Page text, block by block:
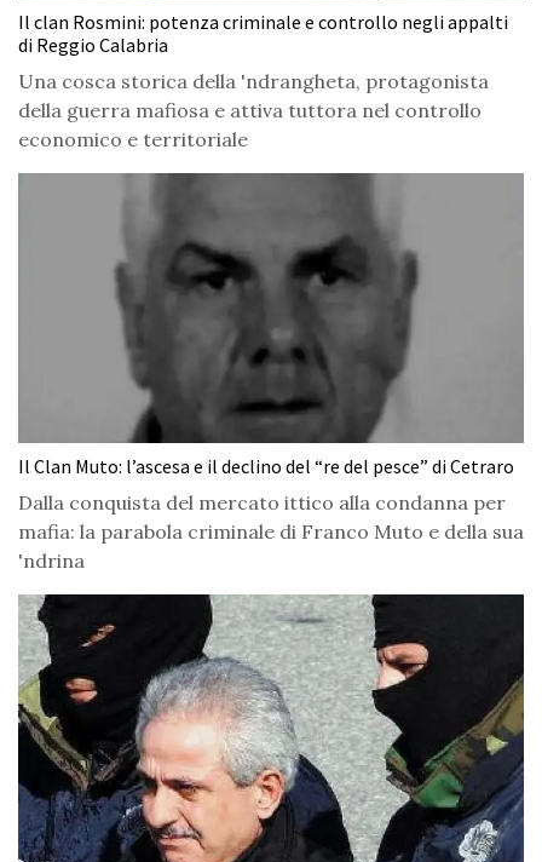
Il clan Rosmini: potenza criminale e controllo negli appalti
di Reggio Calabria
Una cosca storica della 'ndrangheta, protagonista
della guerra mafiosa e attiva tuttora nel controllo
economico e territoriale
Il Clan Muto: l’ascesa e il declino del “re del pesce” di Cetraro
Dalla conquista del mercato ittico alla condanna per
mafia: la parabola criminale di Franco Muto e della sua
'ndrina